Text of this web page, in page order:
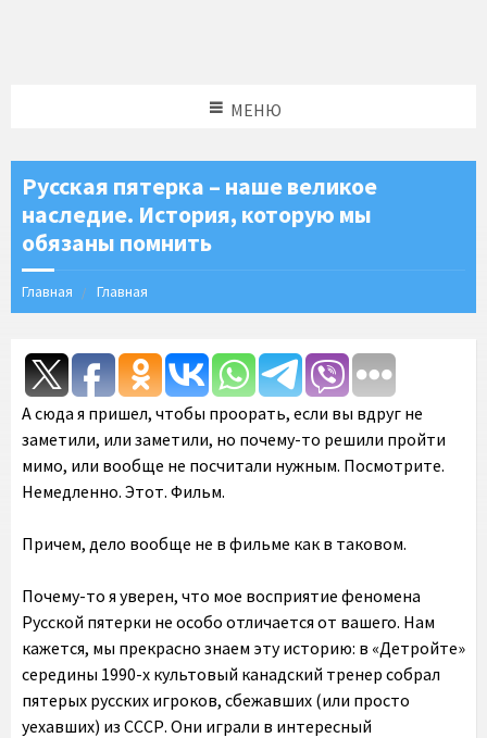
МЕНЮ
Русская пятерка – наше великое
наследие. История, которую мы
обязаны помнить
Главная Главная
А сюда я пришел, чтобы проорать, если вы вдруг не
заметили, или заметили, но почему-то решили пройти
мимо, или вообще не посчитали нужным. Посмотрите.
Немедленно. Этот. Фильм.
Причем, дело вообще не в фильме как в таковом.
Почему-то я уверен, что мое восприятие феномена
Русской пятерки не особо отличается от вашего. Нам
кажется, мы прекрасно знаем эту историю: в «Детройте»
середины 1990-х культовый канадский тренер собрал
пятерых русских игроков, сбежавших (или просто
уехавших) из СССР. Они играли в интересный